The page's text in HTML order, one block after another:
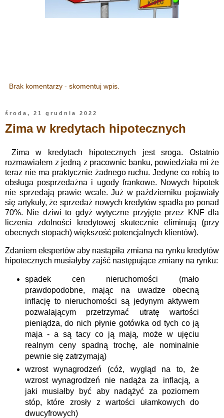
Brak komentarzy - skomentuj wpis.
środa, 21 grudnia 2022
Zima w kredytach hipotecznych
Zima w kredytach hipotecznych jest sroga. Ostatnio
rozmawiałem z jedną z pracownic banku, powiedziała mi że
teraz nie ma praktycznie żadnego ruchu. Jedyne co robią to
obsługa posprzedażna i ugody frankowe. Nowych hipotek
nie sprzedają prawie wcale. Już w październiku pojawiały
się artykuły, że sprzedaż nowych kredytów spadła po ponad
70%. Nie dziwi to gdyż wytyczne przyjęte przez KNF dla
liczenia zdolności kredytowej skutecznie eliminują (przy
obecnych stopach) większość potencjalnych klientów).
Zdaniem ekspertów aby nastąpiła zmiana na rynku kredytów
hipotecznych musiałyby zajść następujące zmiany na rynku:
spadek cen nieruchomości (mało
prawdopodobne, mając na uwadze obecną
inflację to nieruchomości są jedynym aktywem
pozwalającym przetrzymać utratę wartości
pieniądza, do nich płynie gotówka od tych co ją
maja - a są tacy co ją mają, może w ujęciu
realnym ceny spadną trochę, ale nominalnie
pewnie się zatrzymają)
wzrost wynagrodzeń (cóż, wygląd na to, że
wzrost wynagrodzeń nie nadąża za inflacją, a
jaki musiałby być aby nadążyć za poziomem
stóp, które zrosły z wartości ułamkowych do
dwucyfrowych)